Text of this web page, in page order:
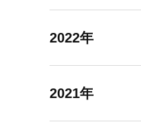
2022年
2021年